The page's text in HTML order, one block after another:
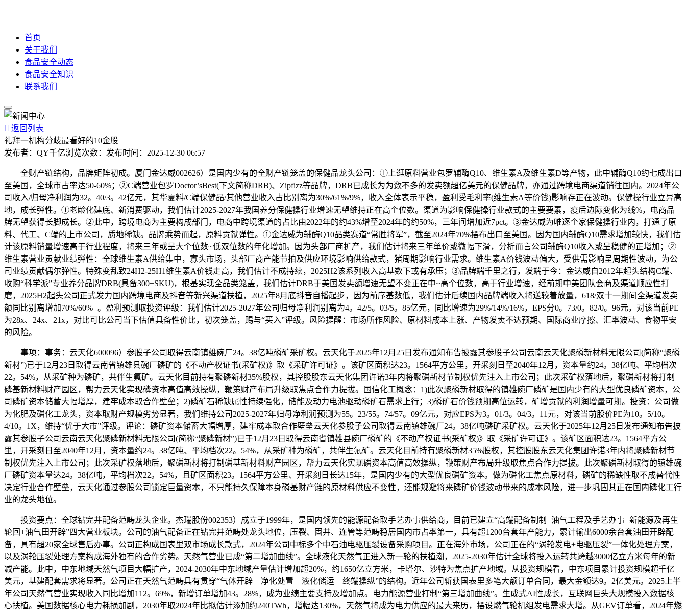
首页
关于我们
食品安全动态
食品安全知识
联系我们
 返回列表
礼拜一机构分歧最看好的10金股
发布者： QY千亿浏览次数： 发布时间： 2025-12-30 06:57
全财产链结构，品牌矩阵初成。厦门金达威002626）是国内少有的全财产链笼盖的保健品龙头公司：①上逛原料营业包罗辅酶Q10、维生素A及维生素D等产物，此中辅酶Q10约七成出口
至美国，全球市占率达50-60%；②C端营业包罗Doctor’sBest(下文简称DRB)、Zipfizz等品牌，DRB已成长为为数不多的发卖额超亿美元的保健品牌，亦通过跨境电商渠道销往国内。2024年公
司收入/归母净利润为32。40/3。42亿元，其华夏料/C端保健品/其他营业收入占比别离为30%/61%/9%，收入全体表示平稳，盈利受毛利率(维生素A等价钱)影响存正在波动。保健操行业立异高
地，成长弹性。①老龄化建底、新消费驱动，我们估计2025-2027年我国养分保健操行业增速无望维持正在高个位数。渠道为影响保健操行业款式的主要要素，疫后边际变化为线%，电商品
牌无望获得长脚成长。②此中，跨境电商为主要构成部门，电商中跨境渠道的占比由2022年的约43%增至2024年的约50%，三年间增加近7pct。③金达威为唯逐个家保健操行业内，打通了原
料、代工、C端的上市公司，质地稀缺。品牌乘势而起，原料贡献弹性。①金达威为辅酶Q10品类赛道“常胜将军”，截至2024年70%摆布出口至美国。因为国内辅酶Q10需求增加较快，我们估
计该原料销量增速高于行业程度，将来三年或呈大个位数~低双位数的年化增加。因为头部厂商扩产，我们估计将来三年单价或微幅下滑，分析而言公司辅酶Q10收入或呈稳健的正增加；②
维生素营业贡献业绩弹性：全球维生素A供给集中，寡头市场，头部厂商产能节拍及供应环境影响供给款式，猪周期影响行业需求。维生素A价钱波动偏大，受供需影响呈周期性波动，为公
司业绩贡献偶尔弹性。特殊变乱致24H2-25H1维生素A价钱走高，我们估计不成持续，2025H2该系列收入高基数下或有承压；③品牌端千里之行，发端于今：金达威自2012年起头结构C端、
收购“科学派”专业养分品牌DRB(具备300+SKU)，根基实现全品类笼盖，我们估计DRB于美国发卖额增速无望不变正在中~高个位数，高于行业增速，经前期中美团队会商及渠道顺应性打
磨，2025H2起头公司正式发力国内跨境电商及抖音等新兴渠道扶植，2025年8月底抖音自播起步，因为前序基数低，我们估计后续国内品牌端收入将送较着放量，618/双十一期间全渠道发卖
额同比别离增加70%/60%+。盈利预测取投资评级：我们估计2025-2027年公司归母净利润别离为4。42/5。03/5。85亿元，同比增速为29%/14%/16%，EPS分0。73/0。82/0。96元，对该当前PE
为28x、24x、21x，对比可比公司当下估值具备性价比，初次笼盖，赐与“买入”评级。风险提醒：市场所作风险、原材料成本上涨、产物发卖不达预期、国际商业摩擦、汇率波动、食物平安
的风险。
事项：事务：云天化600096）参股子公司取得云南镇雄碗厂24。38亿吨磷矿采矿权。云天化于2025年12月25日发布通知布告披露其参股子公司云南云天化聚磷新材料无限公司(简称“聚磷
新材”)已于12月23日取得云南省镇雄县碗厂磷矿的《不动产权证书(采矿权)》取《采矿许可证》。该矿区面积达23。1564平方公里，开采刻日至2040年12月，资本量约24。38亿吨、平均档次
22。54%，从采矿种为磷矿，共伴生氟矿。云天化目前持有聚磷新材35%股权，其控股股东云天化集团许诺3年内将聚磷新材节制权优先注入上市公司；此次采矿权落地后，聚磷新材将打制
磷基新材料财产园区，帮力云天化实现磷资本高值高效操纵，鞭策财产布局升级取焦点合作力提拔。国信化工概念：1)此次聚磷新材取得的镇雄碗厂磷矿是国内少有的大型优良磷矿资本，公
司磷矿资本储蓄大幅增厚，建牢成本取合作壁垒；2)磷矿石稀缺属性持续强化，储能及动力电池驱动磷矿石需求上行；3)磷矿石价钱预期高位运转，矿增贡献的利润增量可期。投资：公司做
为化肥及磷化工龙头，资本取财产规模劣势显著，我们维持公司2025-2027年归母净利润预测为55。23/55。74/57。09亿元，对应EPS为3。01/3。04/3。11元，对该当前股价PE为10。5/10。
4/10。1X，维持“优于大市”评级。评论：磷矿资本储蓄大幅增厚，建牢成本取合作壁垒云天化参股子公司取得云南镇雄碗厂24。38亿吨磷矿采矿权。云天化于2025年12月25日发布通知布告披
露其参股子公司云南云天化聚磷新材料无限公司(简称“聚磷新材”)已于12月23日取得云南省镇雄县碗厂磷矿的《不动产权证书(采矿权)》取《采矿许可证》。该矿区面积达23。1564平方公
里，开采刻日至2040年12月，资本量约24。38亿吨、平均档次22。54%，从采矿种为磷矿，共伴生氟矿。云天化目前持有聚磷新材35%股权，其控股股东云天化集团许诺3年内将聚磷新材节
制权优先注入上市公司；此次采矿权落地后，聚磷新材将打制磷基新材料财产园区，帮力云天化实现磷资本高值高效操纵，鞭策财产布局升级取焦点合作力提拔。此次聚磷新材取得的镇雄碗
厂磷矿资本量达24。38亿吨，平均档次22。54%，且矿区面积23。1564平方公里、开采刻日长达15年，是国内少有的大型优良磷矿资本。做为磷化工焦点原材料，磷矿的稀缺性取不成替代性
决定行业合作壁垒，云天化通过参股公司锁定巨量资本，不只能持久保障本身磷基财产链的原材料供应不变性，还能规避将来磷矿价钱波动带来的成本风险，进一步巩固其正在国内磷化工行
业的龙头地位。
投资要点：全球钻完井配备范畴龙头企业。杰瑞股份002353）成立于1999年，是国内领先的能源配备取手艺办事供给商，目前已建立“高端配备制制+油气工程及手艺办事+新能源及再生
轮回+油气田开辟”四大营业板块。公司的油气配备正在钻完井范畴处龙头地位，压裂、固井、连管等范畴稳居国内市占率第一，具有超1200台套年产能力，累计输出6000余台套油田开辟配
备，具有超20家全球售后办事。公司正构成国表里双市场成长款式，2024年公司中标多个中石油电驱压裂设备采购项目。正在海外市场，公司正在的“涡轮发电+电驱压裂”一体化处理方案，
以及涡轮压裂处理方案构成海外独有的合作劣势。天然气营业已成“第二增加曲线”。全球液化天然气正进入新一轮的扶植潮，2025-2030年估计全球将投入运转共跨越3000亿立方米每年的新
减产能。此中，中东地域天然气项目大幅扩产，2024-2030年中东地域产量估计增加超20%，约1650亿立方米，卡塔尔、沙特为焦点扩产地域。从投资规模看，中东项目累计投资规模超千亿
美元，基建配套需求将显著。公司正在天然气范畴具有贯穿“气体开辟—净化处置—液化储运—终端操纵”的结构。近年公司斩获国表里多笔大额订单合同，最大金额达9。2亿美元。2025上半
年公司天然气营业实现收入同比增加112。69%，新增订单增加43。28%，成为业绩主要支持及增加点。电力能源营业打制“第三增加曲线”。生成式AI性成长，互联网巨头大规模投入数据核
心扶植。美国数据核心电力耗损加剧，2030年取2024年比拟估计添加约240TWh，增幅达130%，天然气将成为电力供应的最大来历，摆设燃气轮机组发电需求大增。从GEV订单看，2024年燃